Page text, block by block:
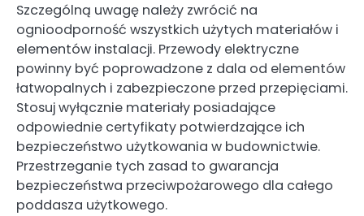
Szczególną uwagę należy zwrócić na
ognioodporność wszystkich użytych materiałów i
elementów instalacji. Przewody elektryczne
powinny być poprowadzone z dala od elementów
łatwopalnych i zabezpieczone przed przepięciami.
Stosuj wyłącznie materiały posiadające
odpowiednie certyfikaty potwierdzające ich
bezpieczeństwo użytkowania w budownictwie.
Przestrzeganie tych zasad to gwarancja
bezpieczeństwa przeciwpożarowego dla całego
poddasza użytkowego.